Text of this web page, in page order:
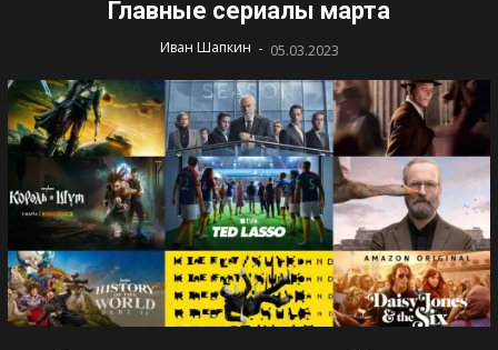
Главные сериалы марта
Иван Шапкин - 05.03.2023